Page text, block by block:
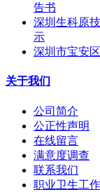
告书
深圳生科原
示
深圳市宝安
关于我们
公司简介
公正性声明
在线留言
满意度调查
联系我们
职业卫生工